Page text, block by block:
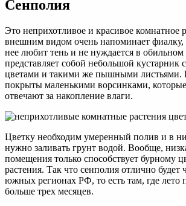
Сенполия
Это неприхотливое и красивое комнатное
внешним видом очень напоминает фиалку,
нее любит тень и не нуждается в обильном
представляет собой небольшой кустарник
цветами и такими же пышными листьями.
покрыты маленькими ворсинками, которые
отвечают за накопление влаги.
Цветку необходим умеренный полив и в
нужно заливать грунт водой. Вообще,
помещения только способствует бурному
растения. Так что сенполия отлично будет
южных регионах РФ, то есть там, где лето
больше трех месяцев.